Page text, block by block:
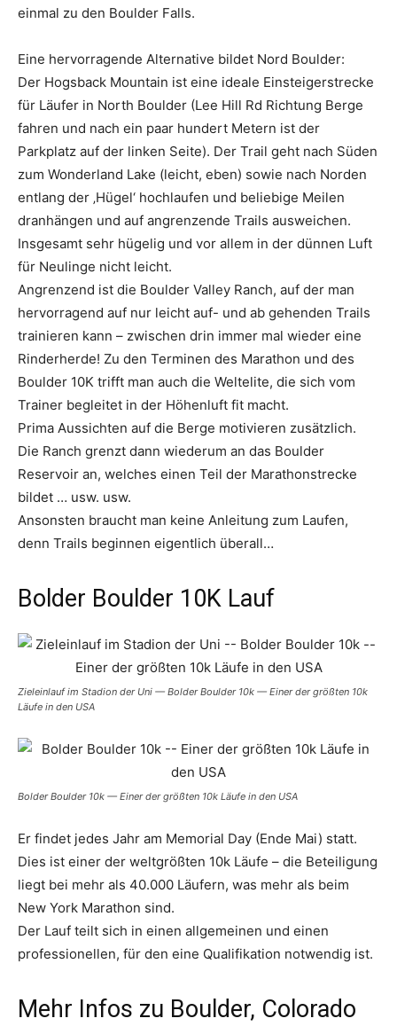
einmal zu den Boulder Falls.
Eine hervorragende Alternative bildet Nord Boulder:
Der Hogsback Mountain ist eine ideale Einsteigerstrecke
für Läufer in North Boulder (Lee Hill Rd Richtung Berge
fahren und nach ein paar hundert Metern ist der
Parkplatz auf der linken Seite). Der Trail geht nach Süden
zum Wonderland Lake (leicht, eben) sowie nach Norden
entlang der ‚Hügel‘ hochlaufen und beliebige Meilen
dranhängen und auf angrenzende Trails ausweichen.
Insgesamt sehr hügelig und vor allem in der dünnen Luft
für Neulinge nicht leicht.
Angrenzend ist die Boulder Valley Ranch, auf der man
hervorragend auf nur leicht auf- und ab gehenden Trails
trainieren kann – zwischen drin immer mal wieder eine
Rinderherde! Zu den Terminen des Marathon und des
Boulder 10K trifft man auch die Weltelite, die sich vom
Trainer begleitet in der Höhenluft fit macht.
Prima Aussichten auf die Berge motivieren zusätzlich.
Die Ranch grenzt dann wiederum an das Boulder
Reservoir an, welches einen Teil der Marathonstrecke
bildet … usw. usw.
Ansonsten braucht man keine Anleitung zum Laufen,
denn Trails beginnen eigentlich überall…
Bolder Boulder 10K Lauf
Zieleinlauf im Stadion der Uni — Bolder Boulder 10k — Einer der größten 10k
Läufe in den USA
Bolder Boulder 10k — Einer der größten 10k Läufe in den USA
Er findet jedes Jahr am Memorial Day (Ende Mai) statt.
Dies ist einer der weltgrößten 10k Läufe – die Beteiligung
liegt bei mehr als 40.000 Läufern, was mehr als beim
New York Marathon sind.
Der Lauf teilt sich in einen allgemeinen und einen
professionellen, für den eine Qualifikation notwendig ist.
Mehr Infos zu Boulder, Colorado